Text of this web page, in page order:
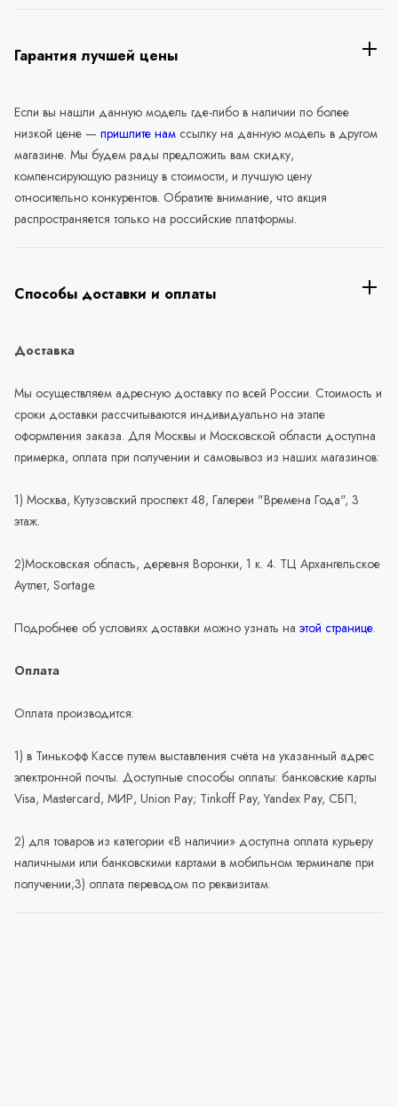
Гарантия лучшей цены
Если вы нашли данную модель где-либо в наличии по более
низкой цене — пришлите нам ссылку на данную модель в другом
магазине. Мы будем рады предложить вам скидку,
компенсирующую разницу в стоимости, и лучшую цену
относительно конкурентов. Обратите внимание, что акция
распространяется только на российские платформы.
Способы доставки и оплаты
Доставка
Мы осуществляем адресную доставку по всей России. Стоимость и
сроки доставки рассчитываются индивидуально на этапе
оформления заказа. Для Москвы и Московской области доступна
примерка, оплата при получении и самовывоз из наших магазинов:
1) Москва, Кутузовский проспект 48, Галереи "Времена Года", 3
этаж.
2)Московская область, деревня Воронки, 1 к. 4. ТЦ Архангельское
Аутлет, Sortage.
Подробнее об условиях доставки можно узнать на этой странице.
Оплата
Оплата производится:
1) в Тинькофф Кассе путем выставления счёта на указанный адрес
электронной почты. Доступные способы оплаты: банковские карты
Visa, Mastercard, МИР, Union Pay; Tinkoff Pay, Yandex Pay, СБП;
2) для товаров из категории «В наличии» доступна оплата курьеру
наличными или банковскими картами в мобильном терминале при
получении;3) оплата переводом по реквизитам.